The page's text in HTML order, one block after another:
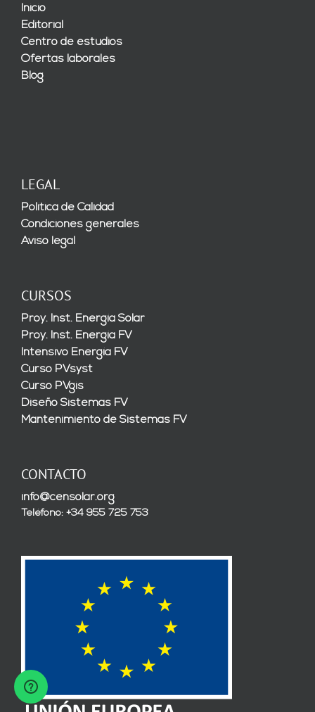
Inicio
Editorial
Centro de estudios
Ofertas laborales
Blog
LEGAL
Política de Calidad
Condiciones generales
Aviso legal
CURSOS
Proy. Inst. Energía Solar
Proy. Inst. Energía FV
Intensivo Energía FV
Curso PVsyst
Curso PVgis
Diseño Sistemas FV
Mantenimiento de Sistemas FV
CONTACTO
info@censolar.org
Teléfono: +34 955 725 753